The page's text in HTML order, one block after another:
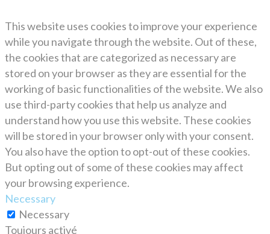
This website uses cookies to improve your experience
while you navigate through the website. Out of these,
the cookies that are categorized as necessary are
stored on your browser as they are essential for the
working of basic functionalities of the website. We also
use third-party cookies that help us analyze and
understand how you use this website. These cookies
will be stored in your browser only with your consent.
You also have the option to opt-out of these cookies.
But opting out of some of these cookies may affect
your browsing experience.
Necessary
Necessary
Toujours activé